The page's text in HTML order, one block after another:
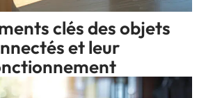
clés des objets
et leur